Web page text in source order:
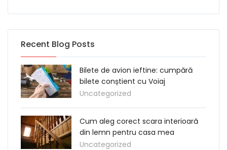
Recent Blog Posts
Bilete de avion ieftine: cumpără
bilete conștient cu Voiaj
Uncategorized
Cum aleg corect scara interioară
din lemn pentru casa mea
Uncategorized